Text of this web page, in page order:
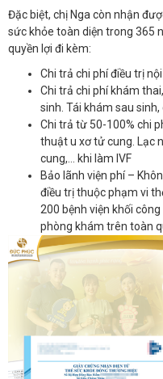
Đặc biệt, chị Nga còn nhận
sức khỏe toàn diện trong 365
quyền lợi đi kèm:
Chi trả chi phí điều trị
Chi trả chi phí khám
sinh. Tái khám sau
Chi trả từ 50-100% chi
thuật u xơ tử cung. Lạc
cung,… khi làm IVF
Bảo lãnh viện phí –
điều trị thuộc phạm vi
200 bệnh viện khối
phòng khám trên toàn